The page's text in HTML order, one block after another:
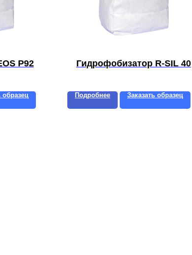
P92
образец
Гидрофобизатор R-SIL 40
Подробнее Заказать образец